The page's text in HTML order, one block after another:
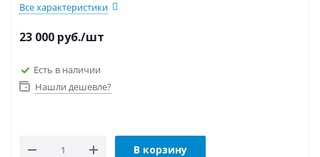
Все характеристики
23 000 руб./шт
Есть в наличии
Нашли дешевле?
В корзину